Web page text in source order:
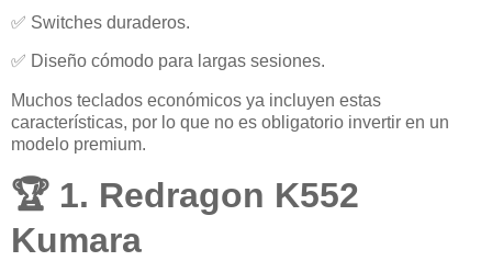
✅ Switches duraderos.
✅ Diseño cómodo para largas sesiones.
Muchos teclados económicos ya incluyen estas
características, por lo que no es obligatorio invertir en un
modelo premium.
🏆 1. Redragon K552
Kumara